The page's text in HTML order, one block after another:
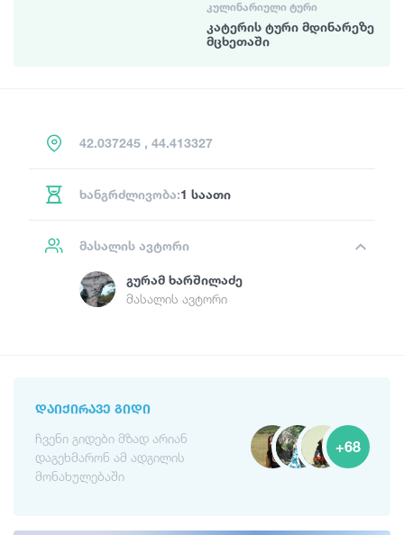
ᲙᲣᲚᲘᲜᲐᲠᲘᲣᲚᲘ ᲢᲣᲠᲘ
კატერის ტური მდინარეზე
მცხეთაში
42.037245 , 44.413327
ხანგრძლივობა:1 საათი
მასალის ავტორი
Გურამ Ხარშილაძე
მასალის ავტორი
ᲓᲐᲘᲥᲘᲠᲐᲕᲔ ᲒᲘᲓᲘ
ჩვენი გიდები მზად არიან
დაგეხმარონ ამ ადგილის
მონახულებაში
+68